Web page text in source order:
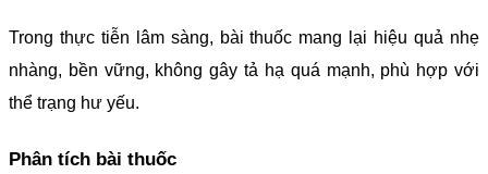
Trong thực tiễn lâm sàng, bài thuốc mang lại hiệu quả nhẹ
nhàng, bền vững, không gây tả hạ quá mạnh, phù hợp với
thể trạng hư yếu.
Phân tích bài thuốc